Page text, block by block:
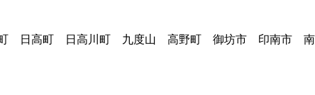
日高町 日高川町 九度山 高野町 御坊市 印南市 南